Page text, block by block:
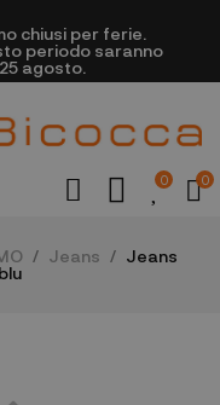
chiusi per ferie.
periodo saranno
agosto.
0 0
Jeans
Jeans